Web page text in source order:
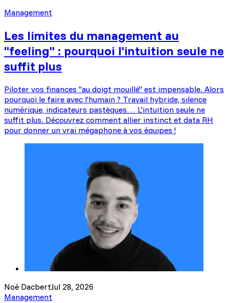
Management
Les limites du management au
"feeling" : pourquoi l'intuition seule ne
suffit plus
Piloter vos finances "au doigt mouillé" est impensable. Alors
pourquoi le faire avec l'humain ? Travail hybride, silence
numérique, indicateurs pastèques… L'intuition seule ne
suffit plus. Découvrez comment allier instinct et data RH
pour donner un vrai mégaphone à vos équipes !
Noé DacbertJul 28, 2026
Management